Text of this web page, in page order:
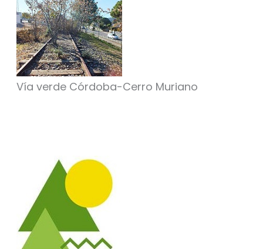
Vía verde Córdoba-Cerro Muriano